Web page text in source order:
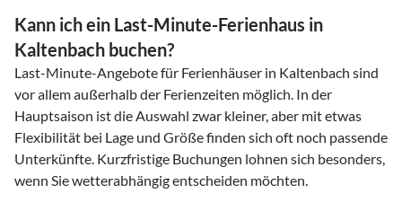
Kann ich ein Last-Minute-Ferienhaus in
Kaltenbach buchen?
Last-Minute-Angebote für Ferienhäuser in Kaltenbach sind
vor allem außerhalb der Ferienzeiten möglich. In der
Hauptsaison ist die Auswahl zwar kleiner, aber mit etwas
Flexibilität bei Lage und Größe finden sich oft noch passende
Unterkünfte. Kurzfristige Buchungen lohnen sich besonders,
wenn Sie wetterabhängig entscheiden möchten.